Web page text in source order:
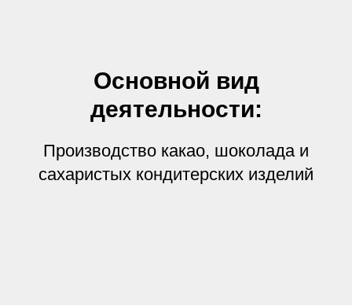
Основной вид
деятельности:
Производство какао, шоколада и
сахаристых кондитерских изделий